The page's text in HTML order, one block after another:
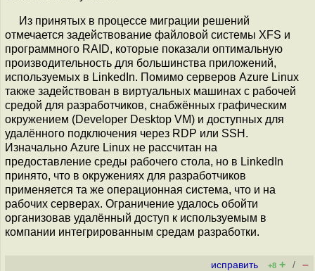
Из принятых в процессе миграции решений
отмечается задействование файловой системы XFS и
программного RAID, которые показали оптимальную
производительность для большинства приложений,
используемых в LinkedIn. Помимо серверов Azure Linux
также задействован в виртуальных машинах с рабочей
средой для разработчиков, снабжённых графическим
окружением (Developer Desktop VM) и доступных для
удалённого подключения через RDP или SSH.
Изначально Azure Linux не рассчитан на
предоставление среды рабочего стола, но в LinkedIn
принято, что в окружениях для разработчиков
применяется та же операционная система, что и на
рабочих серверах. Ограничение удалось обойти
организовав удалённый доступ к используемым в
компании интегрированным средам разработки.
исправить +8 + / –